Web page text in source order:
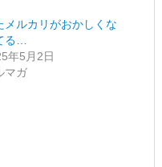
メルカリがおかしくな
る…
年5月2日
マガ